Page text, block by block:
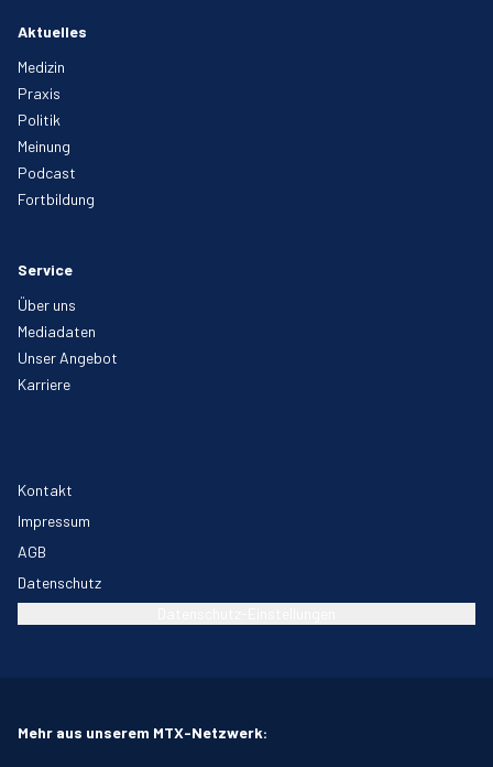
Aktuelles
Medizin
Praxis
Politik
Meinung
Podcast
Fortbildung
Service
Über uns
Mediadaten
Unser Angebot
Karriere
Kontakt
Impressum
AGB
Datenschutz
Mehr aus unserem MTX-Netzwerk: